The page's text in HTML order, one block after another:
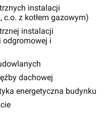
instalacji
z kotłem gazowym)
instalacji
odgromowej i
dachowej
energetyczna budynku